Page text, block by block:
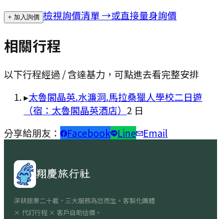
+ 加入詢價 檢視詢價清單 →或直接量身詢價
相關行程
以下行程經過 / 含達基力 ，可點進去看完整安排
▸太魯閣晶英.水濂洞.馬拉桑獵人學校二日遊
（宿：太魯閣晶英酒店） 2 日
分享給朋友：
Facebook Line Email
翔慶旅行社
深耕旅業二十載，三大服務為您而生。客製化團體
× 代訂行程 × 客戶自助估價。